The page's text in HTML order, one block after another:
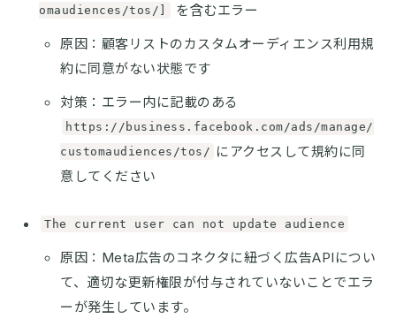
omaudiences/tos/]
を含むエラー
原因：顧客リストのカスタムオーディエンス利用規
約に同意がない状態です
対策：エラー内に記載のある
https://business.facebook.com/ads/manage/
customaudiences/tos/ にアクセスして規約に同
意してください
The current user can not update audience
原因：Meta広告のコネクタに紐づく広告APIについ
て、適切な更新権限が付与されていないことでエラ
ーが発生しています。